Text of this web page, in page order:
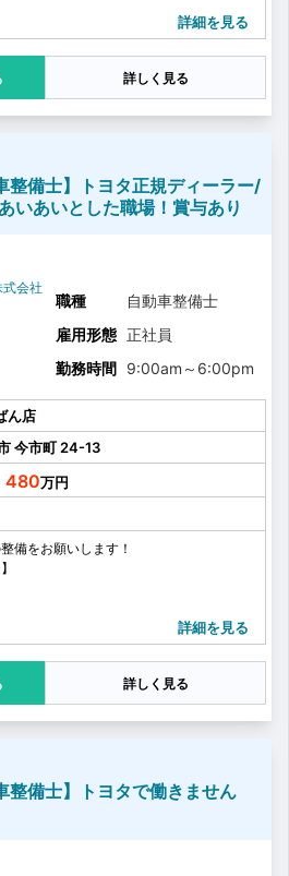
内容のご説明
フターフォロー
務に付随する雑務
ら満足していただけるより良いサービ
めに、
テンダント、サービスエンジニアの3部
極的にコミュニケーションをとり、
詳細を見る
詳しく見る
整備士】トヨタ正規ディーラー/
いあいとした職場！賞与あり
職種
自動車整備士
雇用形態 正社員
勤務時間 9:00am ～ 6:00pm
ん店
今市町 24-13
480
備をお願いします！
内容のご説明
フターフォロー
務に付随する雑務
ら満足していただけるより良いサービ
めに、
テンダント、サービスエンジニアの3部
極的にコミュニケーションをとり、
詳細を見る
詳しく見る
整備士】トヨタで働きません